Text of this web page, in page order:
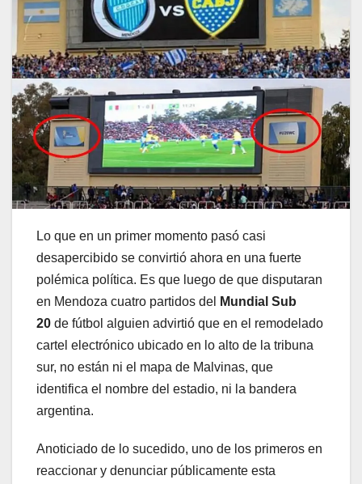
Lo que en un primer momento pasó casi
desapercibido se convirtió ahora en una fuerte
polémica política. Es que luego de que disputaran
en Mendoza cuatro partidos del
Mundial Sub
20 de fútbol alguien advirtió que en el remodelado
cartel electrónico ubicado en lo alto de la tribuna
sur, no están ni el mapa de Malvinas, que
identifica el nombre del estadio, ni la bandera
argentina.
Anoticiado de lo sucedido, uno de los primeros en
reaccionar y denunciar públicamente esta